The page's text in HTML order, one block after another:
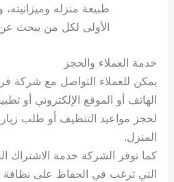
طبيعة منزله وميزانيته،
الأولى لكل من يبحث
خدمة العملاء والحجز
يمكن للعملاء التواصل مع شركة
الهاتف أو الموقع الإلكتروني أو
لحجز مواعيد التنظيف أو طلب
المنزل.
كما توفر الشركة خدمة الاشتراك
التي ترغب في الحفاظ على نظافة